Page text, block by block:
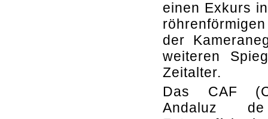
einen Exkurs
der
weiteren
Zeitalter.
Das CAF
Andaluz